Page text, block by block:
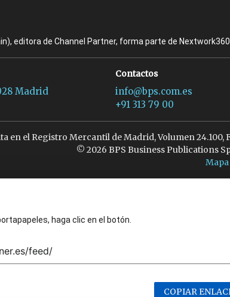
editora de Channel Partner, forma parte de Nextwork360.
Madrid
Contactos
info@bps.com.es
+91 313 79 00
en el Registro Mercantil de Madrid, Volumen
© 2026 BPS Business Publications
haga clic en el botón.
COPIAR